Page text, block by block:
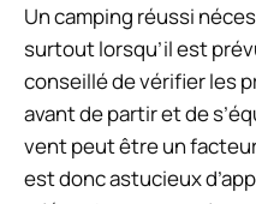
Un camping réussi
surtout lorsqu’il est
conseillé de vérifier les
avant de partir et de
vent peut être un
est donc astucieux